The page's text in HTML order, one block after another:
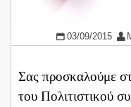
03/09/2015
Σας προσκαλούμε
του Πολιτιστικού